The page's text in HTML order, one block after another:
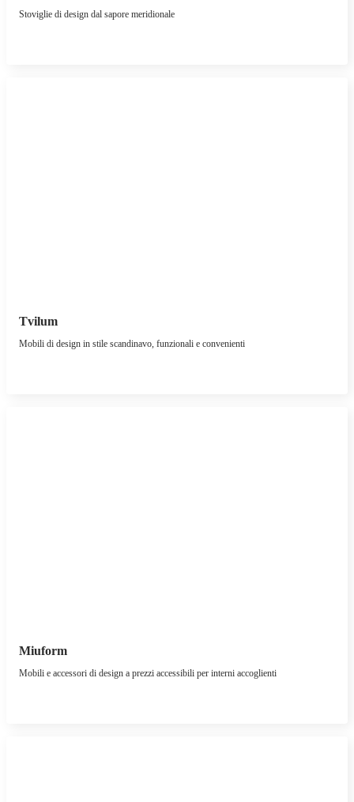
Stoviglie di design dal sapore meridionale
Tvilum
Mobili di design in stile scandinavo, funzionali e convenienti
Miuform
Mobili e accessori di design a prezzi accessibili per interni accoglienti